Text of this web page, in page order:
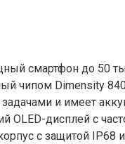
смартфон до 50
чипом Dimensity
и имеет
OLED-дисплей с
с защитой